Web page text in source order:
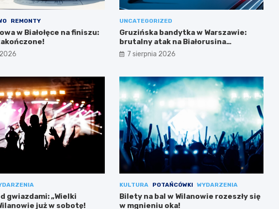
REMONTY
w Białołęce na finiszu:
UNCATEGORIZED
Gruzińska bandytka w Warszawie:
brutalny atak na Białorusina
zakończony aresztowaniem
7 sierpnia 2026
gwiazdami: „Wielki
już w sobotę!
KULTURA POTAŃCÓWKI WYDARZENIA
Bilety na bal w Wilanowie rozeszły się
w mgnieniu oka!